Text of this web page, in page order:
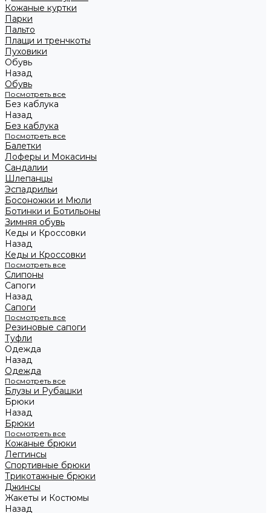
Кожаные куртки
Парки
Пальто
Плащи и тренчкоты
Пуховики
Обувь
Назад
Обувь
Посмотреть все
Без каблука
Назад
Без каблука
Посмотреть все
Балетки
Лоферы и Мокасины
Сандалии
Шлепанцы
Эспадрильи
Босоножки и Мюли
Ботинки и Ботильоны
Зимняя обувь
Кеды и Кроссовки
Назад
Кеды и Кроссовки
Посмотреть все
Слипоны
Сапоги
Назад
Сапоги
Посмотреть все
Резиновые сапоги
Туфли
Одежда
Назад
Одежда
Посмотреть все
Блузы и Рубашки
Брюки
Назад
Брюки
Посмотреть все
Кожаные брюки
Леггинсы
Спортивные брюки
Трикотажные брюки
Джинсы
Жакеты и Костюмы
Назад